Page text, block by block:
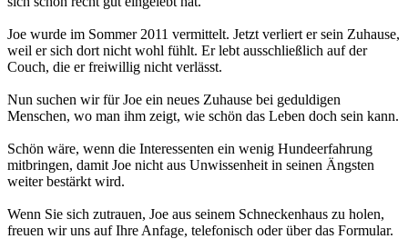
Joe wurde im Sommer 2011 vermittelt. Jetzt verliert er sein Zuhause,
weil er sich dort nicht wohl fühlt. Er lebt ausschließlich auf der
Couch, die er freiwillig nicht verlässt.
Nun suchen wir für Joe ein neues Zuhause bei geduldigen
Menschen, wo man ihm zeigt, wie schön das Leben doch sein kann.
Schön wäre, wenn die Interessenten ein wenig Hundeerfahrung
mitbringen, damit Joe nicht aus Unwissenheit in seinen Ängsten
weiter bestärkt wird.
Wenn Sie sich zutrauen, Joe aus seinem Schneckenhaus zu holen,
freuen wir uns auf Ihre Anfage, telefonisch oder über das Formular.